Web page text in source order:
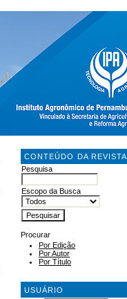
CONTEÚDO DA REVISTA
Pesquisa
Escopo da Busca
Procurar
Por Edição
Por Autor
Por Título
USUÁRIO